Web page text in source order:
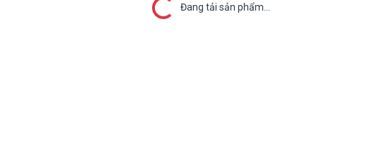
Đang tải... Đang tải sản phẩm...